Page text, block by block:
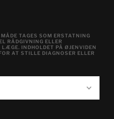
TAGES SOM ERSTATNING
RÅDGIVNING ELLER
INDHOLDET PÅ ØJENVIDEN
AT STILLE DIAGNOSER ELLER